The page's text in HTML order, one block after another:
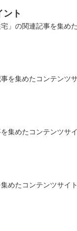
ント
」の関連記事を集め
を集めたコンテンツ
集めたコンテンツサ
めたコンテンツサイ